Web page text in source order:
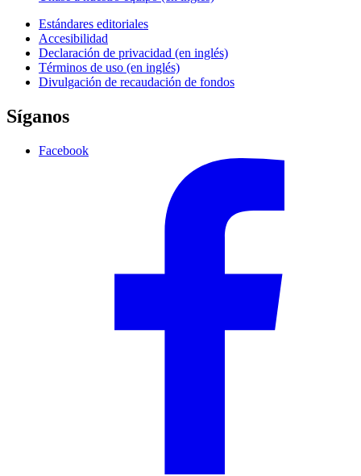
Estándares editoriales
Accesibilidad
Declaración de privacidad (en inglés)
Términos de uso (en inglés)
Divulgación de recaudación de fondos
Síganos
Facebook